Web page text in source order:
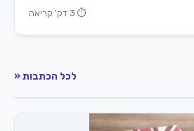
⏱ 3 דק' קריאה
לכל הכתבות «